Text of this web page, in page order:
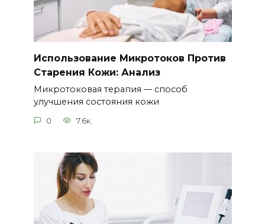
Использование Микротоков Против
Старения Кожи: Анализ
Микротоковая терапия — способ
улучшения состояния кожи
0 7.6к.